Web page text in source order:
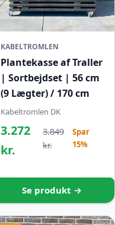
KABELTROMLEN
Plantekasse af Traller
| Sortbejdset | 56 cm
(9 Lægter) / 170 cm
Kabeltromlen DK
3.272
kr.
3.849
kr.
Spar
15%
Se produkt →